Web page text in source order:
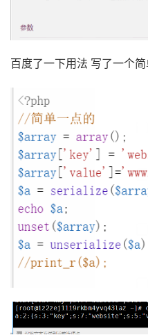
百度了一下用法 写了一个